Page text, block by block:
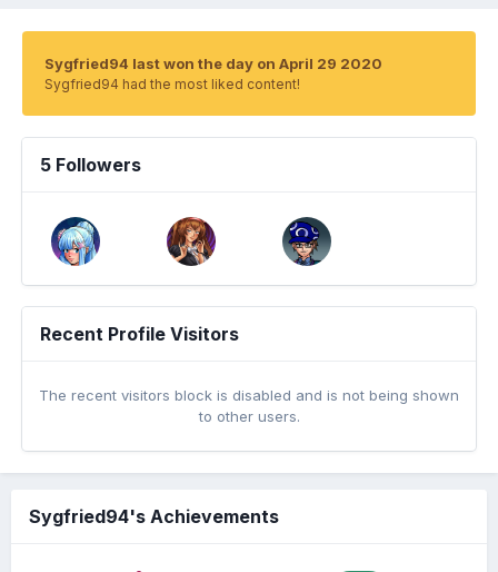
Sygfried94 last won the day on April 29 2020
Sygfried94 had the most liked content!
5 Followers
Recent Profile Visitors
The recent visitors block is disabled and is not being shown
to other users.
Sygfried94's Achievements